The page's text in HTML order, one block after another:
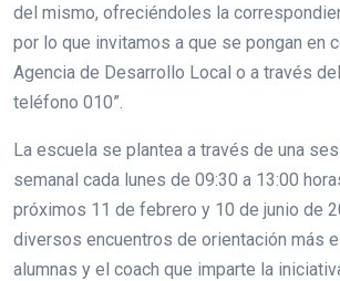
del mismo, ofreciéndoles la
por lo que invitamos a que se pongan en
Agencia de Desarrollo Local o a través
teléfono 010”.
La escuela se plantea a través de una
semanal cada lunes de 09:30 a 13:00
próximos 11 de febrero y 10 de junio de
diversos encuentros de orientación más
alumnas y el coach que imparte la